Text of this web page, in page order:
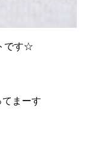
です☆
まーす